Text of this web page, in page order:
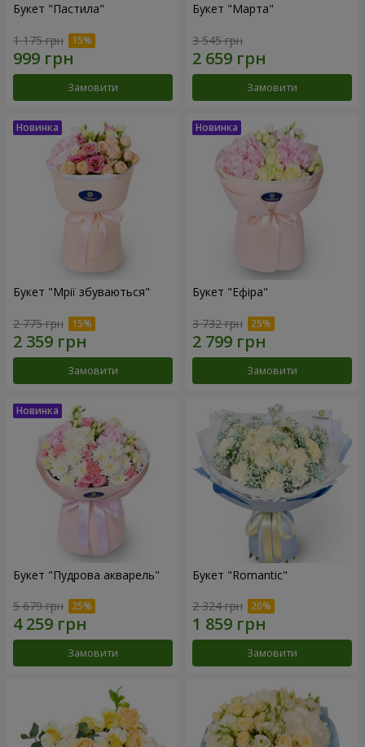
Букет "Пастила"
1 175 грн
Замовити
Букет "Марта"
3 545 грн
Замовити
Букет "Мрії збуваються"
2 775 грн
Замовити
Букет "Ефіра"
3 732 грн
Замовити
Букет "Пудрова акварель"
5 679 грн
Замовити
Букет "Romantic"
2 324 грн
Замовити